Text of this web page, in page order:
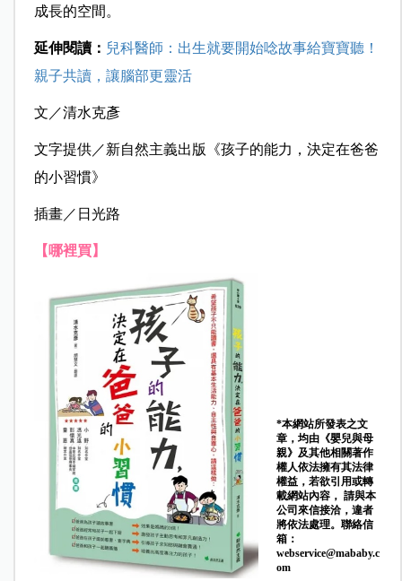
成長的空間。
延伸閱讀： 兒科醫師：出生就要開始唸故事給寶寶聽！
親子共讀，讓腦部更靈活
文／清水克彥
文字提供／新自然主義出版 《孩子的能力，決定在爸爸
的小習慣》
插畫／日光路
【哪裡買】
*本網站所發表之文
章，均由《嬰兒與母
親》及其他相關著作
權人依法擁有其法律
權益，若欲引用或轉
載網站內容， 請與本
公司來信接洽，違者
將依法處理。聯絡信
箱：
webservice@mababy.c
om